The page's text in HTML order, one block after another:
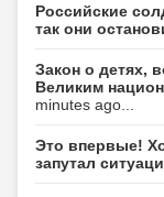
Российские
так они
Закон о детях,
Великим
minutes ago...
Это впервые!
запутал